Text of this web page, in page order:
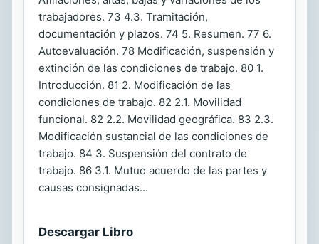
trabajadores. 73 4.3. Tramitación,
documentación y plazos. 74 5. Resumen. 77 6.
Autoevaluación. 78 Modificación, suspensión y
extinción de las condiciones de trabajo. 80 1.
Introducción. 81 2. Modificación de las
condiciones de trabajo. 82 2.1. Movilidad
funcional. 82 2.2. Movilidad geográfica. 83 2.3.
Modificación sustancial de las condiciones de
trabajo. 84 3. Suspensión del contrato de
trabajo. 86 3.1. Mutuo acuerdo de las partes y
causas consignadas...
Descargar Libro